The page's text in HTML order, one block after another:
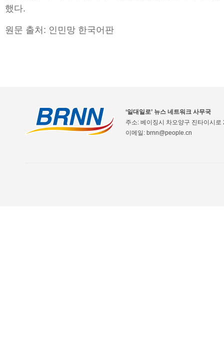
했다.
원문 출처: 인민망 한국어판
‘일대일로’ 뉴스 네트워크 사무국
주소: 베이징시 차오양구 진타이시
이메일: brnn@people.cn